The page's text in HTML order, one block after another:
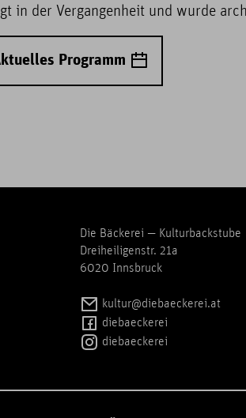
in der Vergangenheit und wurde
Programm
Die Bäckerei — Kulturbackstube
Dreiheiligenstr. 21a
6020 Innsbruck
kultur@diebaeckerei.at
diebaeckerei
diebaeckerei